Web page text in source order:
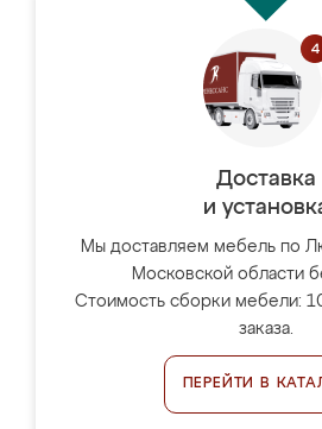
Доставка
и
Мы доставляем мебель по
Московской области
Стоимость сборки мебели:
заказа.
ПЕРЕЙТИ В